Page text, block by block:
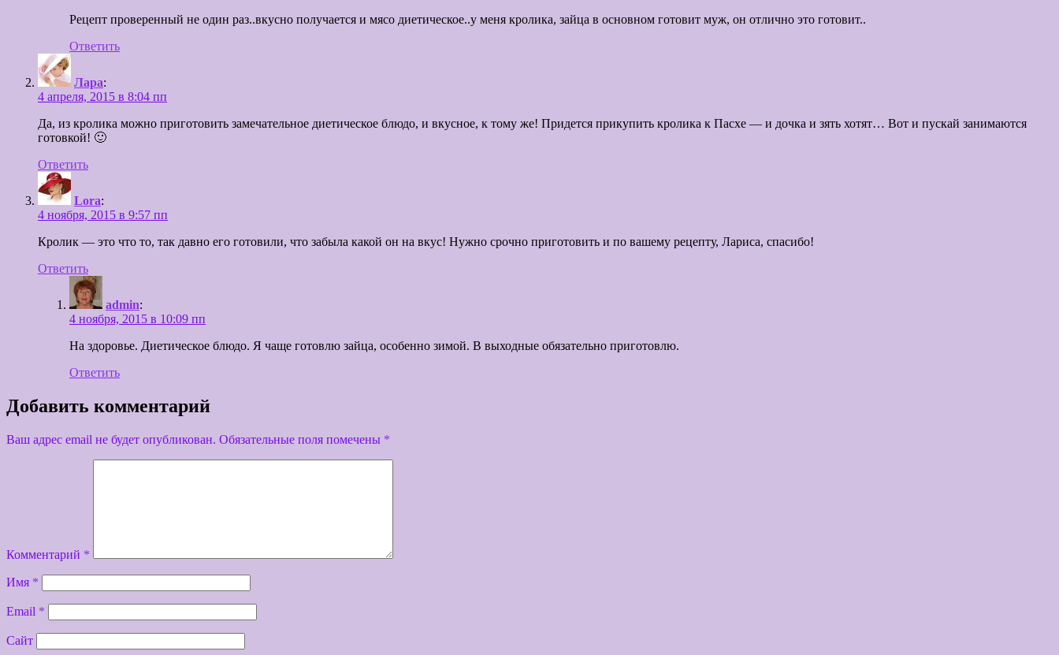
Рецепт проверенный не один раз..вкусно получается и мясо диетическое..у меня кролика, зайца в основном готовит муж, он отлично это готовит..
Ответить
Лара:
4 апреля, 2015 в 8:04 пп
Да, из кролика можно приготовить замечательное диетическое блюдо, и вкусное, к тому же! Придется прикупить кролика к Пасхе — и дочка и зять хотят… Вот и пускай занимаются
готовкой! 🙂
Ответить
Lora:
4 ноября, 2015 в 9:57 пп
Кролик — это что то, так давно его готовили, что забыла какой он на вкус! Нужно срочно приготовить и по вашему рецепту, Лариса, спасибо!
Ответить
admin:
4 ноября, 2015 в 10:09 пп
На здоровье. Диетическое блюдо. Я чаще готовлю зайца, особенно зимой. В выходные обязательно приготовлю.
Ответить
Добавить комментарий
Ваш адрес email не будет опубликован. Обязательные поля помечены *
Комментарий *
Имя *
Email *
Сайт